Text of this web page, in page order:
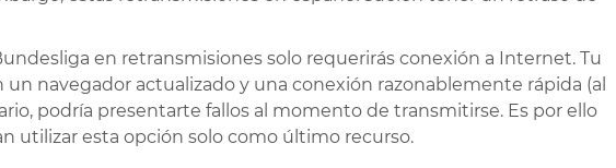
en retransmisiones solo requerirás conexión a Internet. Tu
navegador actualizado y una conexión razonablemente rápida (al
podría presentarte fallos al momento de transmitirse. Es por ello
utilizar esta opción solo como último recurso.